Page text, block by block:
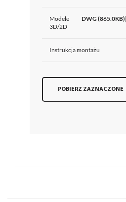
Modele
3D/2D
DWG (865.0KB)
Instrukcja montażu
POBIERZ ZAZNACZONE